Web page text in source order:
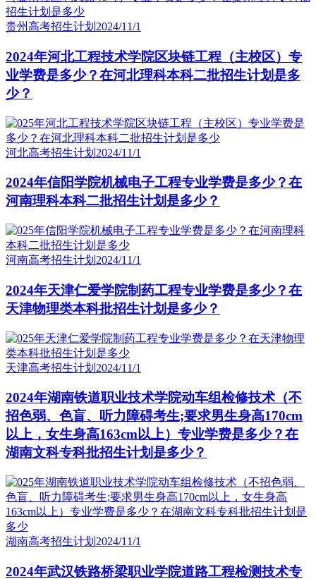
贵州高考招生计划 2024/11/1
2024年河北工程技术学院区块链工程（主校区）专
业学费是多少？在河北理科本科二批招生计划是多
少？
河北高考招生计划 2024/11/1
2024年信阳学院机械电子工程专业学费是多少？在
河南理科本科二批招生计划是多少？
河南高考招生计划 2024/11/1
2024年天津仁爱学院制药工程专业学费是多少？在
天津物理类本科批招生计划是多少？
天津高考招生计划 2024/11/1
2024年湖南铁道职业技术学院动车组检修技术（不
招色弱、色盲、听力障碍考生;要求男生身高170cm
以上，女生身高163cm以上）专业学费是多少？在
湖南文科专科批招生计划是多少？
湖南高考招生计划 2024/11/1
2024年武汉铁路桥梁职业学院道路工程检测技术专